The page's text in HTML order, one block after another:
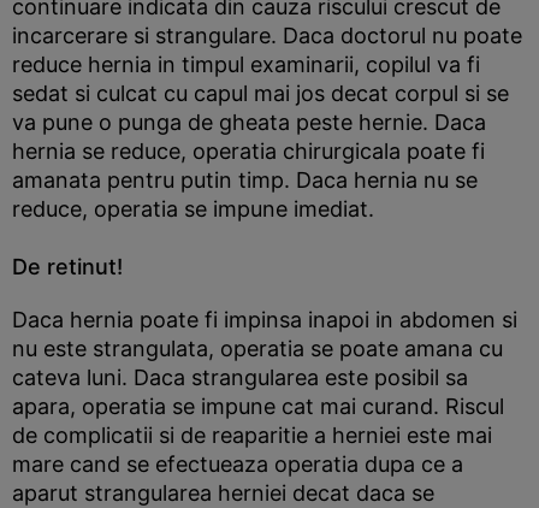
continuare indicata din cauza riscului crescut de
incarcerare si strangulare. Daca doctorul nu poate
reduce hernia in timpul examinarii, copilul va fi
sedat si culcat cu capul mai jos decat corpul si se
va pune o punga de gheata peste hernie. Daca
hernia se reduce, operatia chirurgicala poate fi
amanata pentru putin timp. Daca hernia nu se
reduce, operatia se impune imediat.
De retinut!
Daca hernia poate fi impinsa inapoi in abdomen si
nu este strangulata, operatia se poate amana cu
cateva luni. Daca strangularea este posibil sa
apara, operatia se impune cat mai curand. Riscul
de complicatii si de reaparitie a herniei este mai
mare cand se efectueaza operatia dupa ce a
aparut strangularea herniei decat daca se